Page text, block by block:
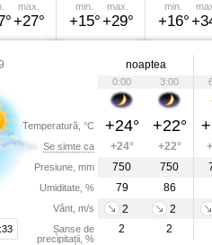
max.
+27°
min.
+15°
max.
+29°
min.
+16°
Temperatură, °C
Se simte ca
Presiune, mm
Umiditate, %
Vânt, m/s
Șanse de
precipitații, %
noaptea
0:00 3:00
+24° +22°
+24° +22°
750
750
79
86
2
2
2
2